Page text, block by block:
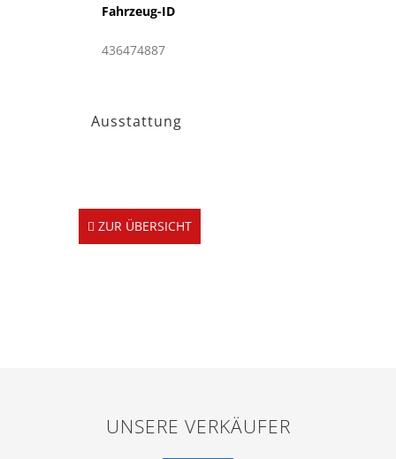
Fahrzeug-ID
436474887
Ausstattung
ZUR ÜBERSICHT
UNSERE VERKÄUFER